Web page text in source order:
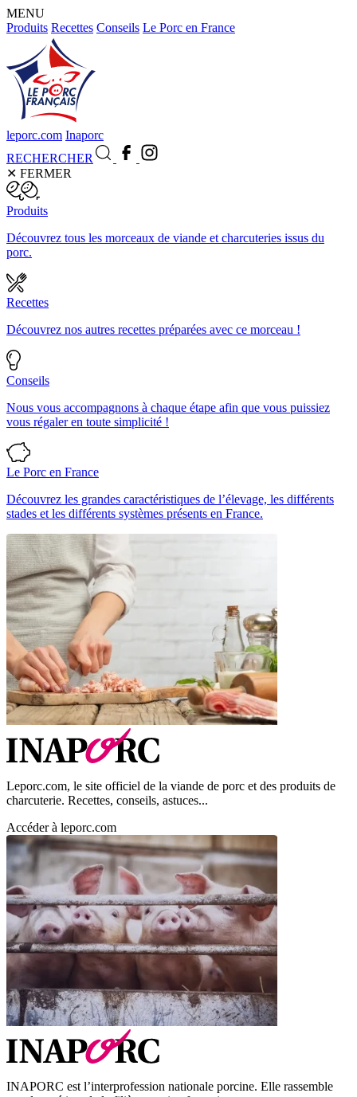
MENU
Produits Recettes Conseils Le Porc en France
leporc.com Inaporc
RECHERCHER
✕ FERMER
Produits
Découvrez tous les morceaux de viande et charcuteries issus du
porc.
Recettes
Découvrez nos autres recettes préparées avec ce morceau !
Conseils
Nous vous accompagnons à chaque étape afin que vous puissiez
vous régaler en toute simplicité !
Le Porc en France
Découvrez les grandes caractéristiques de l’élevage, les différents
stades et les différents systèmes présents en France.
Leporc.com, le site officiel de la viande de porc et des produits de
charcuterie. Recettes, conseils, astuces...
Accéder à leporc.com
INAPORC est l’interprofession nationale porcine. Elle rassemble